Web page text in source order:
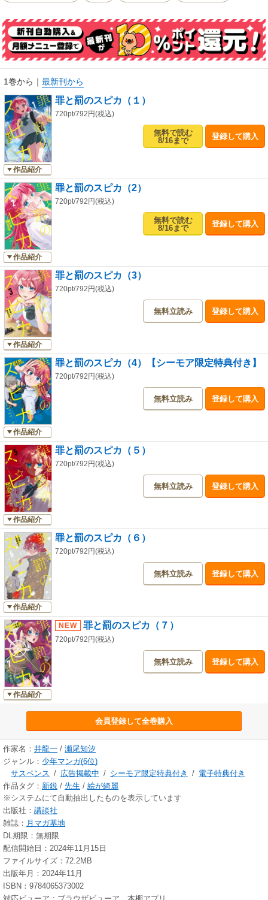
1巻から ｜ 最新刊から
作品紹介
罪と罰のスピカ（１）
720pt/792円(税込)
無料で読む
8/16まで
登録して購入
作品紹介
罪と罰のスピカ（2）
720pt/792円(税込)
無料で読む
8/16まで
登録して購入
作品紹介
罪と罰のスピカ（3）
720pt/792円(税込)
無料立読み 登録して購入
作品紹介
罪と罰のスピカ（4）【シーモア限定特典付き】
720pt/792円(税込)
無料立読み 登録して購入
作品紹介
罪と罰のスピカ（５）
720pt/792円(税込)
無料立読み 登録して購入
作品紹介
罪と罰のスピカ（６）
720pt/792円(税込)
無料立読み 登録して購入
作品紹介
罪と罰のスピカ（７）
720pt/792円(税込)
無料立読み 登録して購入
会員登録して全巻購入
作家名： 井龍一 / 瀬尾知汐
ジャンル： 少年マンガ(6位)
サスペンス / 広告掲載中 / シーモア限定特典付き / 電子特典付き
作品タグ： 新鋭 / 先生 / 絵が綺麗
※システムにて自動抽出したものを表示しています
出版社： 講談社
雑誌： 月マガ基地
DL期限：無期限
配信開始日：2024年11月15日
ファイルサイズ：72.2MB
出版年月：2024年11月
ISBN：9784065373002